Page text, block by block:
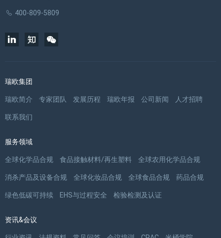
400-809-5809
瑞欧集团
瑞欧简介 专家团队 发展历程 瑞欧年报 公司新闻 人才招聘
联系我们
服务领域
全球化学品合规 食品接触材料/再生塑料 全球农用化学品合规
消杀产品及设备合规 全球化妆品合规 全球食品合规 药品合规
绿色低碳可持续 EHS与过程安全 检验检测及认证
资讯&会议